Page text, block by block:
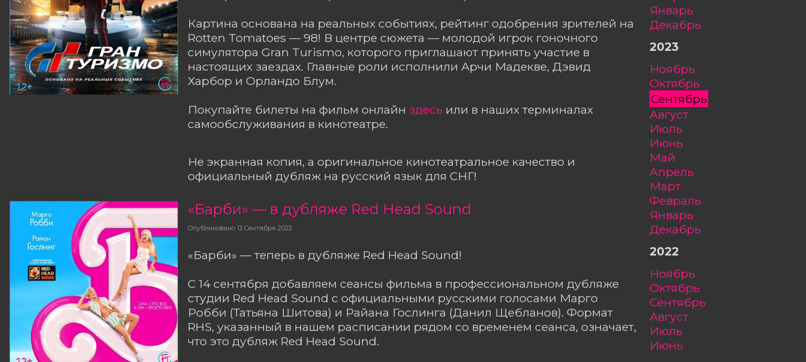
Картина основана на реальных событиях, рейтинг одобрения зрителей на
Rotten Tomatoes — 98! В центре сюжета — молодой игрок гоночного
симулятора Gran Turismo, которого приглашают принять участие в
настоящих заездах. Главные роли исполнили Арчи Мадекве, Дэвид
Харбор и Орландо Блум.
Покупайте билеты на фильм онлайн здесь или в наших терминалах
самообслуживания в кинотеатре.
Не экранная копия, а оригинальное кинотеатральное качество и
официальный дубляж на русский язык для СНГ!
«Барби» — в дубляже Red Head Sound
Опубликовано 13 Сентября 2023
«Барби» — теперь в дубляже Red Head Sound!
С 14 сентября добавляем сеансы фильма в профессиональном дубляже
студии Red Head Sound с официальными русскими голосами Марго
Робби (Татьяна Шитова) и Райана Гослинга (Данил Щебланов). Формат
RHS, указанный в нашем расписании рядом со временем сеанса, означает,
что это дубляж Red Head Sound.
январь
декабрь
2023
ноябрь
октябрь
сентябрь
август
июль
июнь
май
апрель
март
февраль
январь
декабрь
2022
ноябрь
октябрь
сентябрь
август
июль
июнь